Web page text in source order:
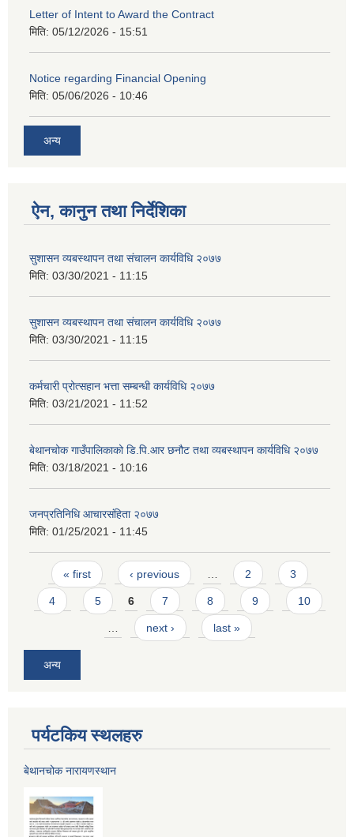
Letter of Intent to Award the Contract
मिति: 05/12/2026 - 15:51
Notice regarding Financial Opening
मिति: 05/06/2026 - 10:46
अन्य
ऐन, कानुन तथा निर्देशिका
सुशासन व्यबस्थापन तथा संचालन कार्यविधि २०७७
मिति: 03/30/2021 - 11:15
सुशासन व्यबस्थापन तथा संचालन कार्यविधि २०७७
मिति: 03/30/2021 - 11:15
कर्मचारी प्रोत्सहान भत्ता सम्बन्धी कार्यविधि २०७७
मिति: 03/21/2021 - 11:52
बेथानचोक गाउँपालिकाको डि.पि.आर छनौट तथा व्यबस्थापन कार्यविधि २०७७
मिति: 03/18/2021 - 10:16
जनप्रतिनिधि आचारसंहिता २०७७
मिति: 01/25/2021 - 11:45
Pages
« first ‹ previous … 2 3
4 5 6 7 8 9 10
… next › last »
अन्य
पर्यटकिय स्थलहरु
बेथानचोक नारायणस्थान